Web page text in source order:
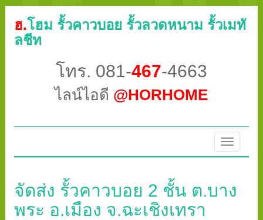
ฮ.โฮม รั้วคาวบอย รั้วลวดหนาม รั้วเมทั
ลชีท
โทร. 081-467-4663
ไลน์ไอดี @HORHOME
Toggle
จัดส่ง รั้วคาวบอย 2 ชั้น ต.บาง
พระ อ.เมือง จ.ฉะเชิงเทรา